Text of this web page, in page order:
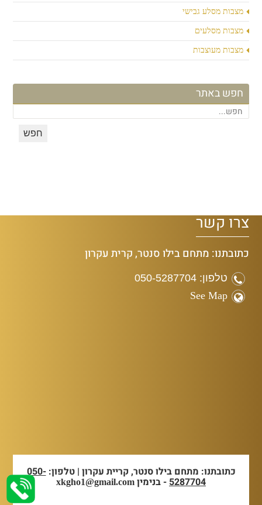
מצבות מסלע גבישי
מצבות מסלעים
מצבות מעוצבות
חפש באתר
צרו קשר
כתובתנו: מתחם בילו סנטר, קרית עקרון
טלפון: 050-5287704
See Map
כתובתנו: מתחם בילו סנטר, קריית עקרון | טלפון:050-
5287704- בנימין xkgho1@gmail.com